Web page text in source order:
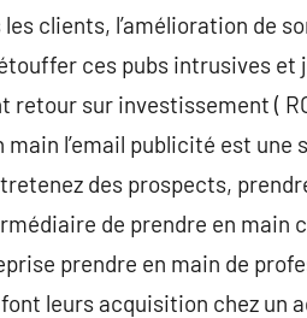
clients, l’amélioration de
ces pubs intrusives et
sur investissement (
l’email publicité est
des prospects,
de prendre en main
prendre en main de
leurs acquisition chez un